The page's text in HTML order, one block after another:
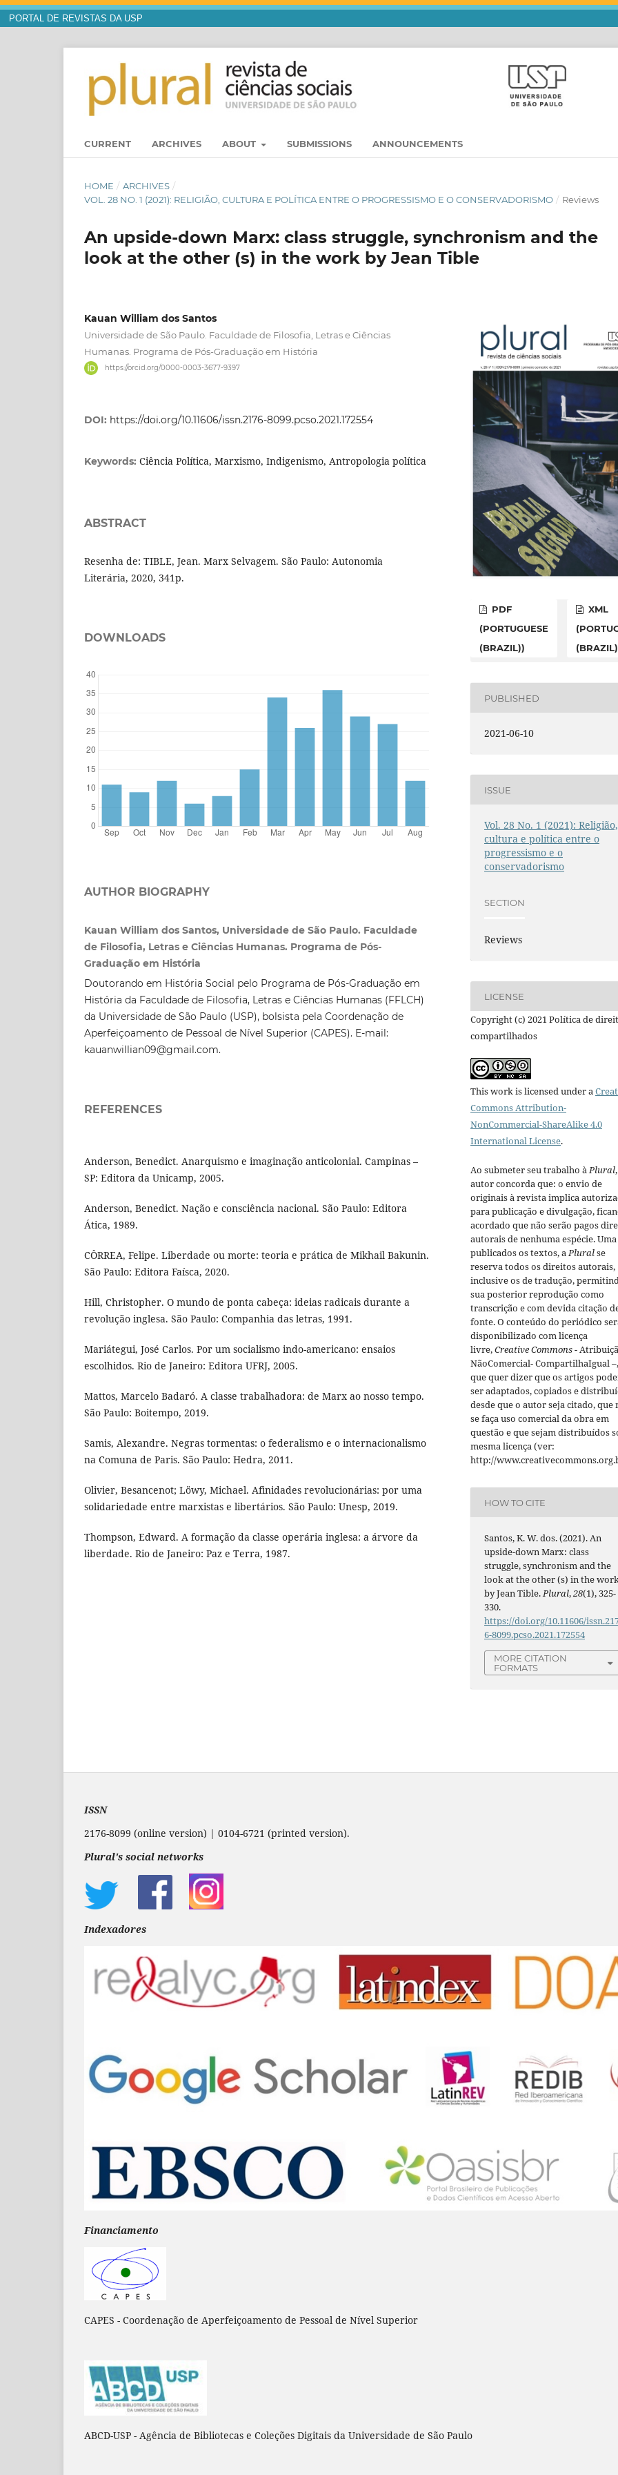
PORTAL DE REVISTAS DA USP
CURRENT ARCHIVES ABOUT SUBMISSIONS ANNOUNCEMENTS
HOME / ARCHIVES /
VOL. 28 NO. 1 (2021): RELIGIÃO, CULTURA E POLÍTICA ENTRE O PROGRESSISMO E O CONSERVADORISMO / Reviews
An upside-down Marx: class struggle, synchronism and the
look at the other (s) in the work by Jean Tible
Kauan William dos Santos
Universidade de São Paulo. Faculdade de Filosofia, Letras e Ciências
Humanas. Programa de Pós-Graduação em História
https://orcid.org/0000-0003-3677-9397
DOI: https://doi.org/10.11606/issn.2176-8099.pcso.2021.172554
Keywords: Ciência Política, Marxismo, Indigenismo, Antropologia política
ABSTRACT
Resenha de: TIBLE, Jean. Marx Selvagem. São Paulo: Autonomia
Literária, 2020, 341p.
DOWNLOADS
AUTHOR BIOGRAPHY
Kauan William dos Santos, Universidade de São Paulo. Faculdade
de Filosofia, Letras e Ciências Humanas. Programa de Pós-
Graduação em História
Doutorando em História Social pelo Programa de Pós-Graduação em
História da Faculdade de Filosofia, Letras e Ciências Humanas (FFLCH)
da Universidade de São Paulo (USP), bolsista pela Coordenação de
Aperfeiçoamento de Pessoal de Nível Superior (CAPES). E-mail:
kauanwillian09@gmail.com.
REFERENCES
Anderson, Benedict. Anarquismo e imaginação anticolonial. Campinas –
SP: Editora da Unicamp, 2005.
Anderson, Benedict. Nação e consciência nacional. São Paulo: Editora
Ática, 1989.
CÔRREA, Felipe. Liberdade ou morte: teoria e prática de Mikhail Bakunin.
São Paulo: Editora Faísca, 2020.
Hill, Christopher. O mundo de ponta cabeça: ideias radicais durante a
revolução inglesa. São Paulo: Companhia das letras, 1991.
Mariátegui, José Carlos. Por um socialismo indo-americano: ensaios
escolhidos. Rio de Janeiro: Editora UFRJ, 2005.
Mattos, Marcelo Badaró. A classe trabalhadora: de Marx ao nosso tempo.
São Paulo: Boitempo, 2019.
Samis, Alexandre. Negras tormentas: o federalismo e o internacionalismo
na Comuna de Paris. São Paulo: Hedra, 2011.
Olivier, Besancenot; Löwy, Michael. Afinidades revolucionárias: por uma
solidariedade entre marxistas e libertários. São Paulo: Unesp, 2019.
Thompson, Edward. A formação da classe operária inglesa: a árvore da
liberdade. Rio de Janeiro: Paz e Terra, 1987.
PDF
(PORTUGUESE
(BRAZIL))
XML
PUBLISHED
2021-06-10
ISSUE
Vol. 28 No. 1 (2021): Religião,
cultura e política entre o
progressismo e o
conservadorismo
SECTION
Reviews
LICENSE
Copyright (c) 2021 Política de
compartilhados
This work is licensed under a
Commons Attribution-
NonCommercial-ShareAlike 4.0
International License.
Ao submeter seu trabalho àPlural
autor concorda que: o envio de
originais à revista implica
para publicação e divulgação,
acordado que não serão pagos
autorais de nenhuma espécie.
publicados os textos, aPluralse
reserva todos os direitos autorais,
inclusive os de tradução,
sua posterior reprodução como
transcrição e com devida citação
fonte.O conteúdo do periódico
disponibilizado com licença
livre,Creative Commons -
NãoComercial- CompartilhaIgual –
que quer dizer que os artigos
ser adaptados, copiados e
desde que o autor seja citado, que
se faça uso comercial da obra em
questão e que sejam distribuídos
mesma licença (ver:
http://
HOW TO CITE
Santos, K. W. dos. (2021). An
upside-down Marx: class
struggle, synchronism and the
look at the other (s) in the
by Jean Tible.Plural,28(1), 325-
330.
https://doi.org/10.11606/
6-8099.pcso.2021.172554
MORE CITATION
FORMATS
ISSN
2176-8099 (online version) | 0104-6721 (printed version).
Plural's social networks
Indexadores
Financiamento
CAPES - Coordenação de Aperfeiçoamento de Pessoal de Nível Superior
ABCD-USP - Agência de Bibliotecas e Coleções Digitais da Universidade de São Paulo